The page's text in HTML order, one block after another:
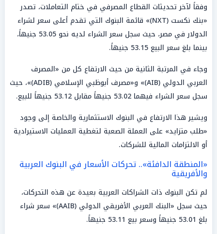
وفقاً لآخر تحديثات القطاع المصرفي في ختام التعاملات، تصدر
«بنك نكست (NXT)» قائمة البنوك التي تقدم أعلى سعر لشراء
الدولار في مصر، حيث سجل سعر الشراء لديه نحو 53.05 جنيهاً،
بينما بلغ سعر البيع 53.15 جنيهاً.
وجاء في المرتبة الثانية من حيث الارتفاع كل من «المصرف
العربي الدولي (AIB)» و«مصرف أبوظبي الإسلامي (ADIB)»، حيث
سجل سعر الشراء فيهما 53.02 جنيهاً مقابل 53.12 جنيهاً للبيع.
ويشير هذا الارتفاع في البنوك الاستثمارية والخاصة إلى وجود
«طلب متزايد» على العملة الصعبة لتغطية العمليات الاستيرادية
أو الالتزامات المالية للشركات.
«المنطقة الدافئة».. تحركات الأسعار في البنوك العربية
والأفريقية
لم تكن البنوك ذات الشراكات العربية بعيدة عن هذه التحركات،
حيث سجل «البنك العربي الأفريقي الدولي (AAIB)» سعر شراء
بلغ 53.01 جنيهاً وسعر بيع 53.11 جنيهاً.